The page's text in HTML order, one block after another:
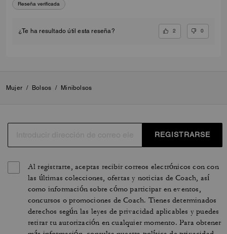
Reseña verificada
¿Te ha resultado útil esta reseña? 2 0
Mujer / Bolsos / Minibolsos
REGISTRARSE
Al registrarte, aceptas recibir correos electrónicos con con
las últimas colecciones, ofertas y noticias de Coach, así
como información sobre cómo participar en eventos,
concursos o promociones de Coach. Tienes determinados
derechos según las leyes de privacidad aplicables y puedes
retirar tu autorización en cualquier momento. Para obtener